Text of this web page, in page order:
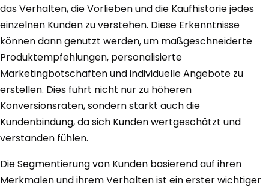
das Verhalten, die Vorlieben und die Kaufhistorie jedes
einzelnen Kunden zu verstehen. Diese Erkenntnisse
können dann genutzt werden, um maßgeschneiderte
Produktempfehlungen, personalisierte
Marketingbotschaften und individuelle Angebote zu
erstellen. Dies führt nicht nur zu höheren
Konversionsraten, sondern stärkt auch die
Kundenbindung, da sich Kunden wertgeschätzt und
verstanden fühlen.
Die Segmentierung von Kunden basierend auf ihren
Merkmalen und ihrem Verhalten ist ein erster wichtiger